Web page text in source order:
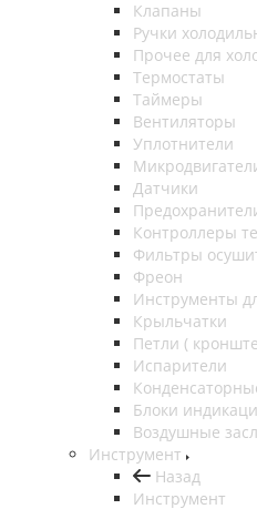
Клапаны
Ручки
Прочее для
Термостаты
Таймеры
Вентиляторы
Уплотнители
Датчики
Контроллеры
Фильтры
Фреон
Инструменты
Крыльчатки
Петли (
Испарители
Блоки
Воздушные
Инструмент
Назад
Инструмент